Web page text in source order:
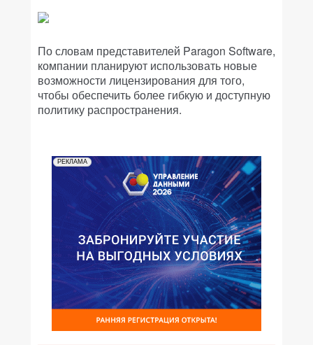
По словам представителей Paragon Software,
компании планируют использовать новые
возможности лицензирования для того,
чтобы обеспечить более гибкую и доступную
политику распространения.
РЕКЛАМА